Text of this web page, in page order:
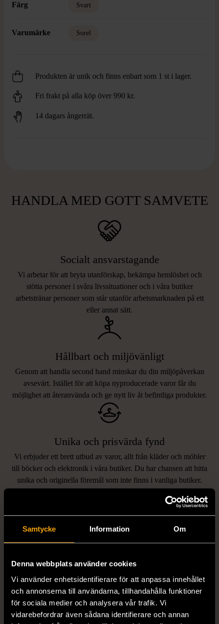
Samtycke Information Om
Denna webbplats använder cookies
Vi använder enhetsidentifierare för att anpassa innehållet
och annonserna till användarna, tillhandahålla funktioner
för sociala medier och analysera vår trafik. Vi
vidarebefordrar även sådana identifierare och annan
Färg Svart
Varumärke Sorel
Produkten är unik och finns enbart som 1 st i lager.
Fri frakt på alla köp över 990 kr.
14 dagars ångerrät.
HANDLA MED GOTT SAMVETE
Socialt ansvarstagande
Vi arbetar för att bryta utanförskap, bekämpa hemlöshet och
stötta personer i svåra livssituationer och i våra butiker
arbetstränar personer som står utanför arbetsmarknaden på ett
eller annat sätt.
Hållbart och miljövänligt
Genom att handla second hand minskar du din miljöpåverkan
avsevärt. Istället för att köpa nyproducerade varor får du
möjlighet att återanvända och ge nytt liv åt befintliga produkter.
Unika och prisvärda fynd
Vi erbjuder ett brett utbud av varor, allt från kläder och möbler
till böcker och elektronik i våra butiker. Du har chansen att hitta
unika och originella föremål som inte finns i vanliga butiker.
LIKNANDE PRODUKTER
Hitta produkter som påminner om denna
1/5
EDBLAD
1/5
DYRBERG/KERN